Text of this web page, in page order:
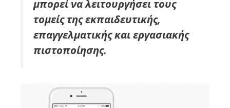
μπορεί να λειτουργήσει τους
τομείς της εκπαιδευτικής,
επαγγελματικής και εργασιακής
πιστοποίησης.